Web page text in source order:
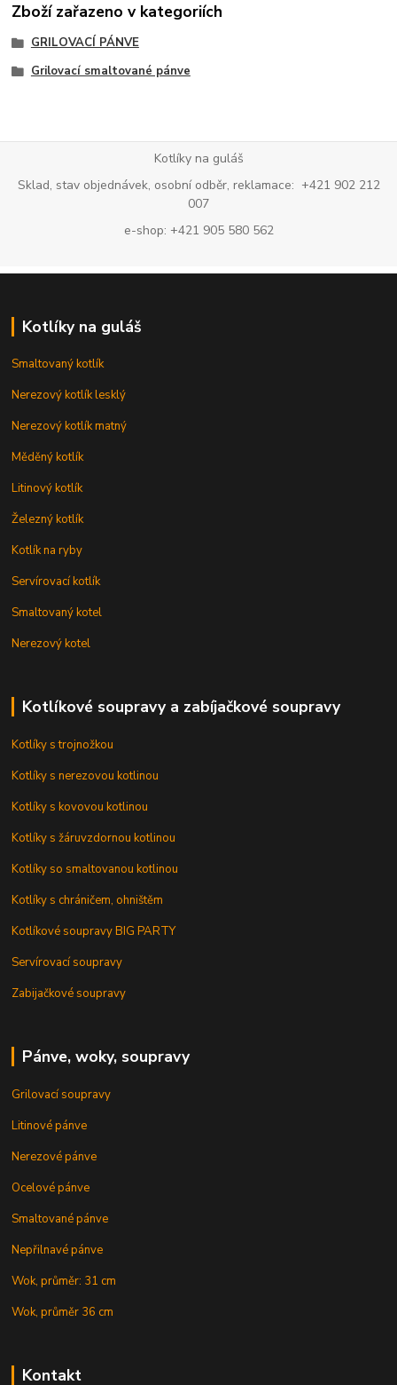
Zboží zařazeno v kategoriích
GRILOVACÍ PÁNVE
Grilovací smaltované pánve
Kotlíky na guláš
Sklad, stav objednávek, osobní odběr, reklamace: +421 902 212
007
e-shop: +421 905 580 562
Kotlíky na guláš
Smaltovaný kotlík
Nerezový kotlík lesklý
Nerezový kotlík matný
Měděný kotlík
Litinový kotlík
Železný kotlík
Kotlík na ryby
Servírovací kotlík
Smaltovaný kotel
Nerezový kotel
Kotlíkové soupravy a zabíjačkové soupravy
Kotlíky s trojnožkou
Kotlíky s nerezovou kotlinou
Kotlíky s kovovou kotlinou
Kotlíky s žáruvzdornou kotlinou
Kotlíky so smaltovanou kotlinou
Kotlíky s chráničem, ohništěm
Kotlíkové soupravy BIG PARTY
Servírovací soupravy
Zabijačkové soupravy
Pánve, woky, soupravy
Grilovací soupravy
Litinové pánve
Nerezové pánve
Ocelové pánve
Smaltované pánve
Nepřilnavé pánve
Wok, průměr: 31 cm
Wok, průměr 36 cm
Kontakt